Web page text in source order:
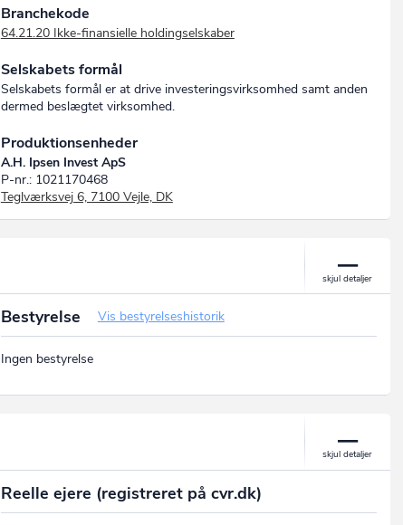
Branchekode
64.21.20 Ikke-finansielle holdingselskaber
Selskabets formål
Selskabets formål er at drive investeringsvirksomhed samt anden
dermed beslægtet virksomhed.
Produktionsenheder
A.H. Ipsen Invest ApS
P-nr.: 1021170468
Teglværksvej 6, 7100 Vejle, DK
Bestyrelse Vis bestyrelseshistorik
Ingen bestyrelse
Reelle ejere (registreret på cvr.dk)